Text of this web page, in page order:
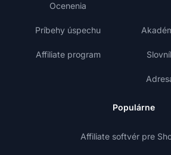
Ocenenia
Príbehy úspechu
Affiliate program
Populárne
Affiliate softvér pre